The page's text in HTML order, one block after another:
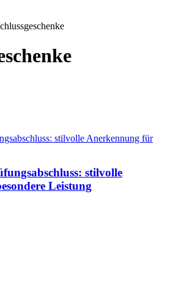
stilvolle
Leistung